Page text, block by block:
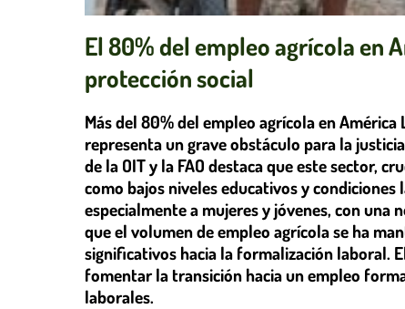
El 80% del empleo agrícola en
protección social
Más del 80% del empleo agrícola en
representa un grave obstáculo para la
de la OIT y la FAO destaca que este sector,
como bajos niveles educativos y
especialmente a mujeres y jóvenes, con una
que el volumen de empleo agrícola se ha
significativos hacia la formalización laboral.
fomentar la transición hacia un empleo
laborales.